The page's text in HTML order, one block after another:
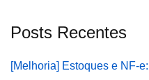
Posts Recentes
[Melhoria] Estoques e NF-